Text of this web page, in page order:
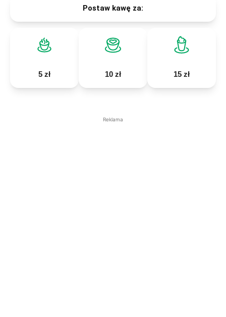
Postaw kawę za:
5 zł 10 zł 15 zł
Reklama